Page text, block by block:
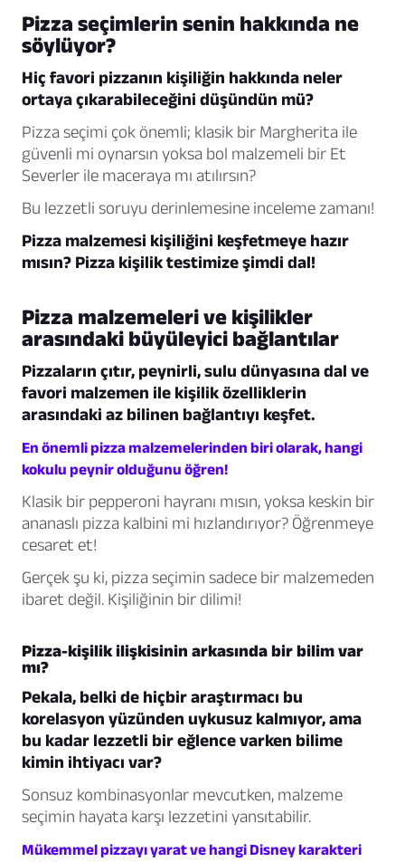
Pizza seçimlerin senin hakkında ne
söylüyor?
Hiç favori pizzanın kişiliğin hakkında neler
ortaya çıkarabileceğini düşündün mü?
Pizza seçimi çok önemli; klasik bir Margherita ile
güvenli mi oynarsın yoksa bol malzemeli bir Et
Severler ile maceraya mı atılırsın?
Bu lezzetli soruyu derinlemesine inceleme zamanı!
Pizza malzemesi kişiliğini keşfetmeye hazır
mısın? Pizza kişilik testimize şimdi dal!
Pizza malzemeleri ve kişilikler
arasındaki büyüleyici bağlantılar
Pizzaların çıtır, peynirli, sulu dünyasına dal ve
favori malzemen ile kişilik özelliklerin
arasındaki az bilinen bağlantıyı keşfet.
En önemli pizza malzemelerinden biri olarak, hangi
kokulu peynir olduğunu öğren!
Klasik bir pepperoni hayranı mısın, yoksa keskin bir
ananaslı pizza kalbini mi hızlandırıyor? Öğrenmeye
cesaret et!
Gerçek şu ki, pizza seçimin sadece bir malzemeden
ibaret değil. Kişiliğinin bir dilimi!
Pizza-kişilik ilişkisinin arkasında bir bilim var
mı?
Pekala, belki de hiçbir araştırmacı bu
korelasyon yüzünden uykusuz kalmıyor, ama
bu kadar lezzetli bir eğlence varken bilime
kimin ihtiyacı var?
Sonsuz kombinasyonlar mevcutken, malzeme
seçimin hayata karşı lezzetini yansıtabilir.
Mükemmel pizzayı yarat ve hangi Disney karakteri